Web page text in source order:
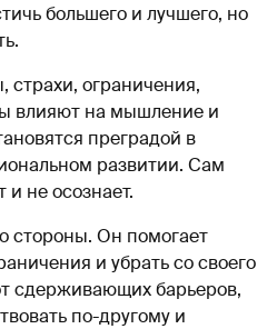
большего и лучшего, но
страхи, ограничения,
влияют на мышление и
преградой в
развитии. Сам
и не осознает.
стороны. Он помогает
и убрать со своего
сдерживающих барьеров,
по-другому и